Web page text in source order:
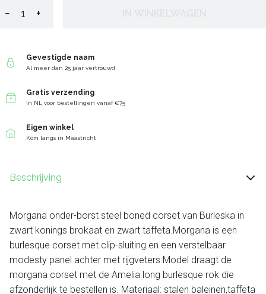
− +
Gevestigde naam
Al meer dan 25 jaar vertrouwd
Gratis verzending
In NL voor bestellingen vanaf €75
Eigen winkel
Kom langs in Maastricht
Beschrijving
Morgana onder-borst steel boned corset van Burleska in
zwart konings brokaat en zwart taffeta.Morgana is een
burlesque corset met clip-sluiting en een verstelbaar
modesty panel achter met rijgveters.Model draagt de
morgana corset met de Amelia long burlesque rok die
afzonderlijk te bestellen is. Materiaal: stalen baleinen,taffeta